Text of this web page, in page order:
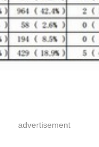
advertisement